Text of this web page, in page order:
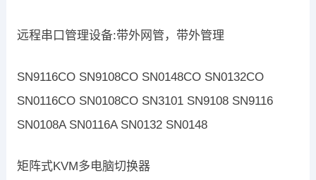
远程串口管理设备:带外网管，带外管理
SN9116CO SN9108CO SN0148CO SN0132CO
SN0116CO SN0108CO SN3101 SN9108 SN9116
SN0108A SN0116A SN0132 SN0148
矩阵式KVM多电脑切换器